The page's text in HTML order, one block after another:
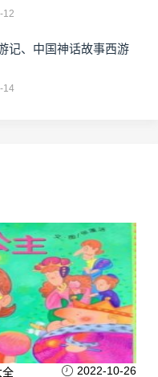
12
记、中国神话故事西游
14
全 2022-10-26